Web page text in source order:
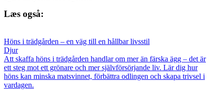
Læs også:
Höns i trädgården – en väg till en hållbar livsstil
Djur
Att skaffa höns i trädgården handlar om mer än färska ägg – det är
ett steg mot ett grönare och mer självförsörjande liv. Lär dig hur
höns kan minska matsvinnet, förbättra odlingen och skapa trivsel i
vardagen.